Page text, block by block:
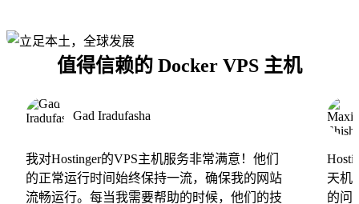
值得信赖的 Docker VPS 主机
Gad Iradufasha
我对Hostinger的VPS主机服务非常满意！他们
的正常运行时间始终保持一流，确保我的网站
流畅运行。每当我需要帮助的时候，他们的技
天机
的问